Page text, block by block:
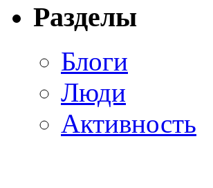
Разделы
Блоги
Люди
Активность